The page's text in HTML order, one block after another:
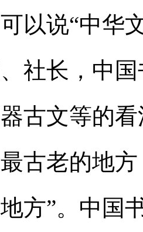
以说“中华
社长，中
古文等的
古老的地
方”。中国